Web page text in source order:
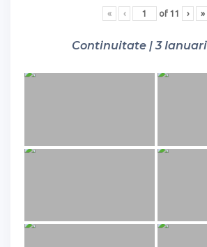
« ‹ of 11 › »
Continuitate | 3